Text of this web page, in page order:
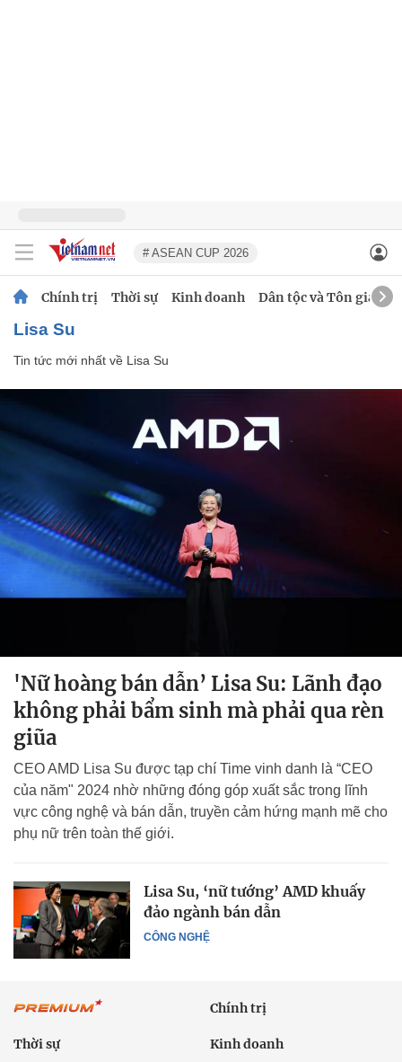
# ASEAN CUP 2026
Chính trị Thời sự Kinh doanh Dân tộc và Tôn giáo
Lisa Su
Tin tức mới nhất về Lisa Su
'Nữ hoàng bán dẫn’ Lisa Su: Lãnh đạo
không phải bẩm sinh mà phải qua rèn
giũa
CEO AMD Lisa Su được tạp chí Time vinh danh là “CEO
của năm" 2024 nhờ những đóng góp xuất sắc trong lĩnh
vực công nghệ và bán dẫn, truyền cảm hứng mạnh mẽ cho
phụ nữ trên toàn thế giới.
CÔNG NGHỆ
Lisa Su, ‘nữ tướng’ AMD khuấy
đảo ngành bán dẫn
Chính trị
Thời sự Kinh doanh